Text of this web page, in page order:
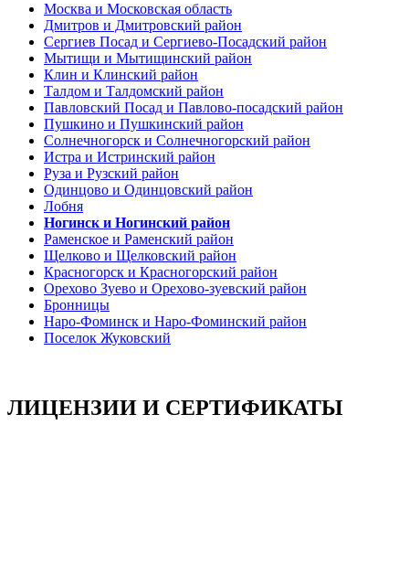
Москва и Московская область
Дмитров и Дмитровский район
Сергиев Посад и Сергиево-Посадский район
Мытищи и Мытищинский район
Клин и Клинский район
Талдом и Талдомский район
Павловский Посад и Павлово-посадский район
Пушкино и Пушкинский район
Солнечногорск и Солнечногорский район
Истра и Истринский район
Руза и Рузский район
Одинцово и Одинцовский район
Лобня
Ногинск и Ногинский район
Раменское и Раменский район
Щелково и Щелковский район
Красногорск и Красногорский район
Орехово Зуево и Орехово-зуевский район
Бронницы
Наро-Фоминск и Наро-Фоминский район
Поселок Жуковский
ЛИЦЕНЗИИ И СЕРТИФИКАТЫ